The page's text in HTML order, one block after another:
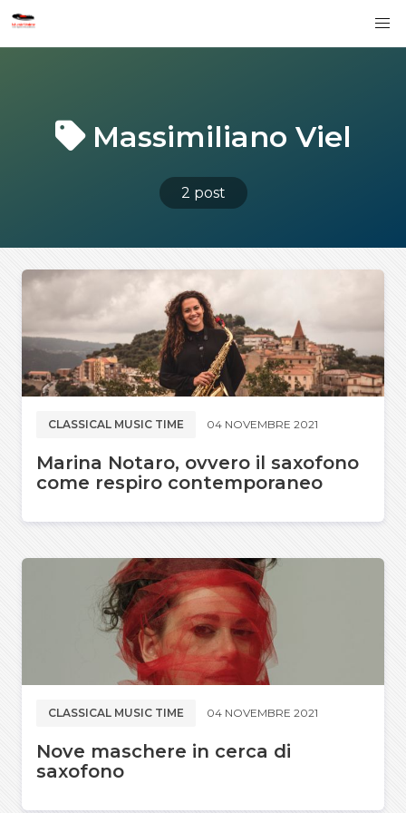
Massimiliano Viel
2 post
CLASSICAL MUSIC TIME 04 NOVEMBRE 2021
Marina Notaro, ovvero il saxofono
come respiro contemporaneo
CLASSICAL MUSIC TIME 04 NOVEMBRE 2021
Nove maschere in cerca di
saxofono